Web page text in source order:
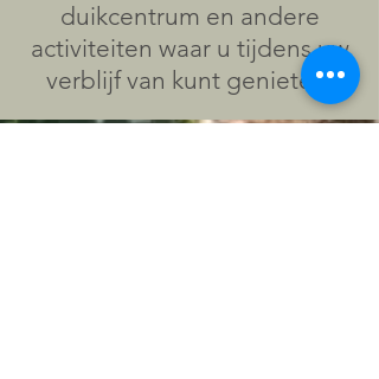
duikcentrum en andere
activiteiten waar u tijdens uw
verblijf van kunt genieten.